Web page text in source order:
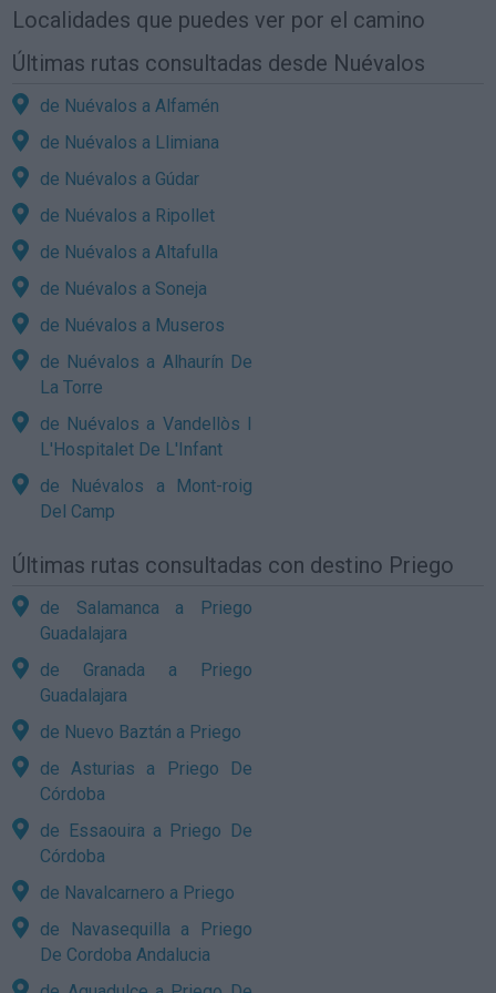
Localidades que puedes ver por el camino
Últimas rutas consultadas desde Nuévalos
de Nuévalos a Alfamén
de Nuévalos a Llimiana
de Nuévalos a Gúdar
de Nuévalos a Ripollet
de Nuévalos a Altafulla
de Nuévalos a Soneja
de Nuévalos a Museros
de Nuévalos a Alhaurín De
La Torre
de Nuévalos a Vandellòs I
L'Hospitalet De L'Infant
de Nuévalos a Mont-roig
Del Camp
Últimas rutas consultadas con destino Priego
de Salamanca a Priego
Guadalajara
de Granada a Priego
Guadalajara
de Nuevo Baztán a Priego
de Asturias a Priego De
Córdoba
de Essaouira a Priego De
Córdoba
de Navalcarnero a Priego
de Navasequilla a Priego
De Cordoba Andalucia